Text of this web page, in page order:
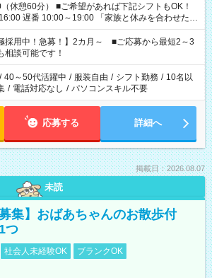
望があれば下記シフトもOK！
10:00～19:00 「家族と休みを合わせた
持って夕飯の準備がしたい」 「できれば残業はし
、ご希望を教えてくださいね。 ※Wワーク希望
のお仕事で希望する勤務時間と、もう1つのお仕事
合計で週40時間を超える場合は応募できません。
採用中！急募！】2カ月～ ■ご応募から最短2～3
相談可能です！
/ 40～50代活躍中 / 服装自由 / シフト勤務 / 10名以
/ 電話対応なし / パソコンスキル不要
応募する 詳細へ
掲載日：2026.08.07
未読
集】おばあちゃんのお散歩付
つ
社会人未経験OK
ブランクOK